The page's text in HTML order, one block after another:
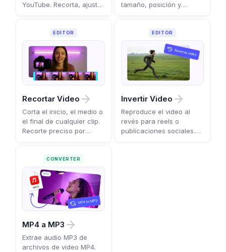
YouTube. Recorta, ajusta
tamaño, posición y
EDITOR
Recortar Video
Corta el inicio, el medio o
el final de cualquier clip.
Recorte preciso por
EDITOR
Invertir Video
Reproduce el video al
revés para reels o
publicaciones sociales.
CONVERTER
MP4 a MP3
Extrae audio MP3 de
archivos de video MP4.